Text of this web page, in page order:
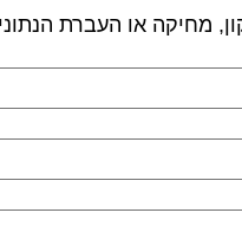
מחיקה או העברת